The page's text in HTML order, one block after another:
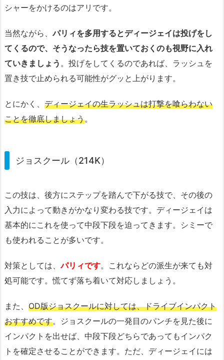
シャーをかけるのはアリです。
当然ながら、パリィを多用するとディージェイは投げをし
てくるので、そうなったら技を置いておくのも視野に入れ
ていきましょう 。投げをしてくるのであれば、ラッシュを
置き技で止められる可能性がグッと上がります。
とにかく、 ディージェイの生ラッシュは打撃を喰らわない
ことを徹底しましょう。
ジョスクール（214K）
この技は、後方にステップを踏んで下がる技で、その後の
入力によって動きがかなり変わる技です。ディージェイは
基本的にこれを使って中段下段を迫ってきます。シミーで
も使われることが多いです。
対策としては、パリィです。これならどの派生が来ても対
処可能です。慌てず落ち着いて対応しましょう。
また、 OD版ジョスクールに対しては、ドライブインパクト
おすすめです。ジョスクールの一発目のパンチを見た後に
インパクトを出せば、中段下段どちらであってもインパク
トを確定させることができます。ただ、ディージェイには